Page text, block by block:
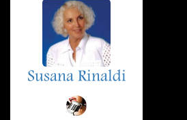
Susana Rinaldi